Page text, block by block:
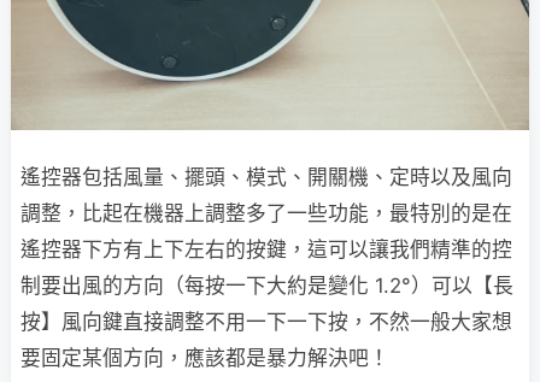
遙控器包括風量、擺頭、模式、開關機、定時以及風向
調整，比起在機器上調整多了一些功能，最特別的是在
遙控器下方有上下左右的按鍵，這可以讓我們精準的控
制要出風的方向（每按一下大約是變化 1.2°）可以【長
按】風向鍵直接調整不用一下一下按，不然一般大家想
要固定某個方向，應該都是暴力解決吧！